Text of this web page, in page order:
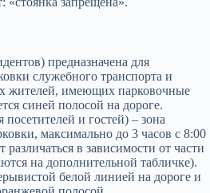
предназначена для
служебного транспорта и
жителей, имеющих парковочные
синей полосой на дороге.
посетителей и гостей) – зона
максимально до 3 часов с 8:00
в зависимости от части
на дополнительной табличке).
белой линией на дороге и